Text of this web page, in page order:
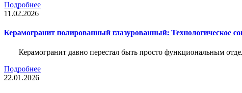
Подробнее
11.02.2026
Керамогранит полированный глазурованный: Технологическое
Керамогранит давно перестал быть просто функциональным
Подробнее
22.01.2026